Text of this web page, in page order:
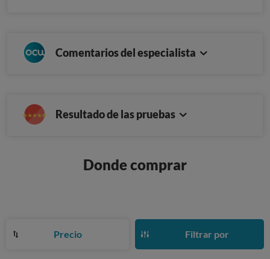
Comentarios del especialista
Resultado de las pruebas
Donde comprar
Precio Filtrar por